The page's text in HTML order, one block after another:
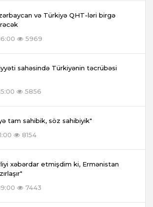
və Türkiyə QHT-ləri birgə
5969
sahəsində Türkiyənin təcrübəsi
5856
tam sahibik, söz sahibiyik"
8154
xəbərdar etmişdim ki, Ermənistan
7443